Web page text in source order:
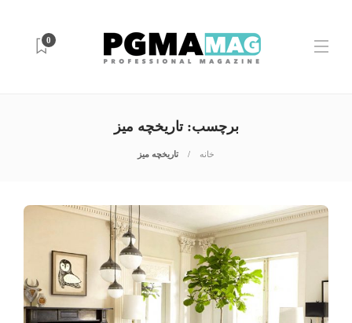
0
برچسب:تاریخچه میز
خانه تاریخچه میز